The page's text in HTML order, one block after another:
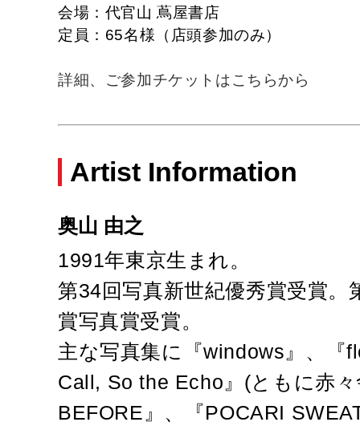
会場：代官山 蔦屋書店
定員：65名様（店頭参加のみ）
詳細、ご参加チケットはこちらから
Artist Information
奥山 由之
1991年東京生まれ。
第34回写真新世紀優秀賞受賞。
賞写真賞受賞。
主な写真集に『windows』、『
Call, So the Echo』(ともに赤
BEFORE』、『POCARI